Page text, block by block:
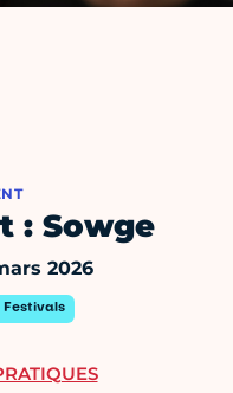
: Sowge
2026
Festivals